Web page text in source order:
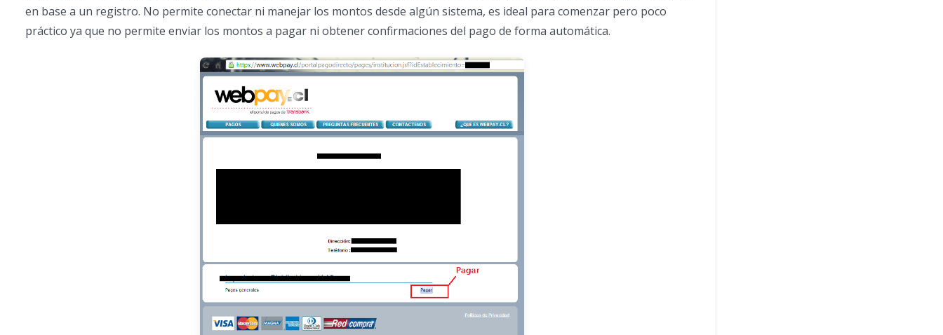
en base a un registro. No permite conectar ni manejar los montos desde algún sistema, es ideal para comenzar pero poco
práctico ya que no permite enviar los montos a pagar ni obtener confirmaciones del pago de forma automática.